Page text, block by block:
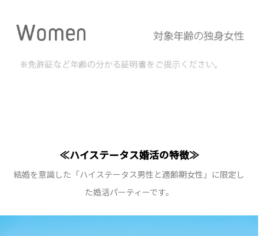
≪ハイステータス婚活の特徴≫
結婚を意識した「ハイステータス男性と適齢期女性」に限定し
た婚活パーティーです。